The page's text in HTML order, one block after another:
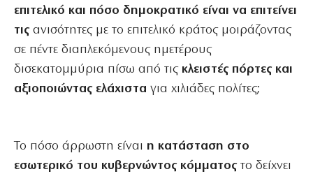
επιτελικό και πόσο δημοκρατικό είναι να επιτείνει
τις ανισότητες με το επιτελικό κράτος μοιράζοντας
σε πέντε διαπλεκόμενους ημετέρους
δισεκατομμύρια πίσω από τις κλειστές πόρτες και
αξιοποιώντας ελάχιστα για χιλιάδες πολίτες;
Το πόσο άρρωστη είναι η κατάσταση στο
εσωτερικό του κυβερνώντος κόμματος το δείχνει